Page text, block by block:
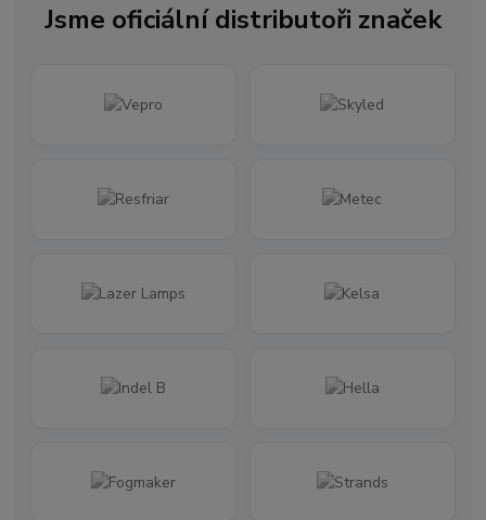
Jsme oficiální distributoři značek